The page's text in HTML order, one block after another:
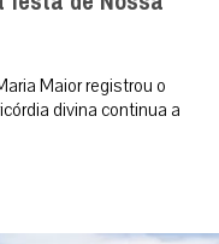
Maior registrou o
divina continua a